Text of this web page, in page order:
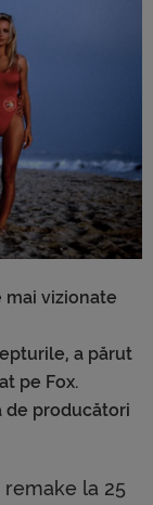
vizionate
a părut
pe Fox.
de producători
la 25